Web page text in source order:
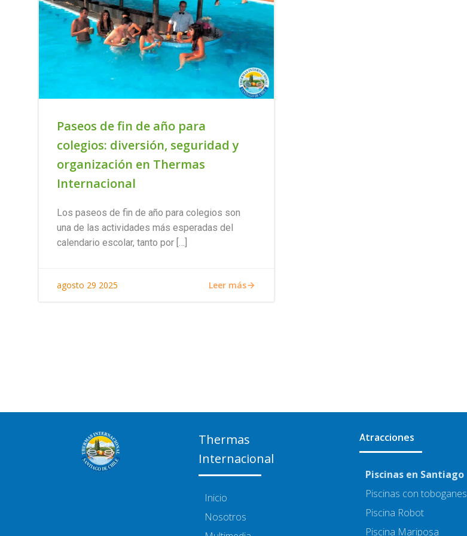
Paseos de fin de año para
colegios: diversión, seguridad y
organización en Thermas
Internacional
Los paseos de fin de año para colegios son
una de las actividades más esperadas del
calendario escolar, tanto por […]
agosto 29 2025 Leer más
Thermas
Internacional
Inicio
Nosotros
Atracciones
Piscinas en Santiago
Piscinas con toboganes
Piscina Robot
Piscina Mariposa